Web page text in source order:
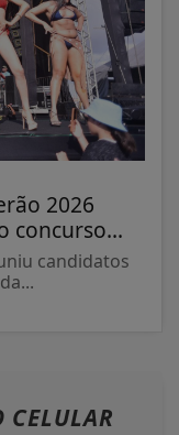
2026
concurso...
candidatos
CELULAR